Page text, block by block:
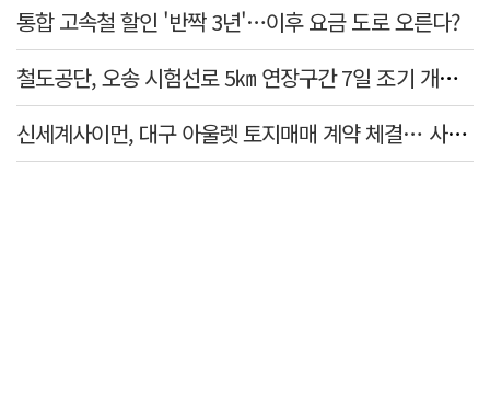
통합 고속철 할인 '반짝 3년'…이후 요금 도로 오른다?
철도공단, 오송 시험선로 5㎞ 연장구간 7일 조기 개통…LA 메트로 사업 지원
신세계사이먼, 대구 아울렛 토지매매 계약 체결… 사업 본궤도